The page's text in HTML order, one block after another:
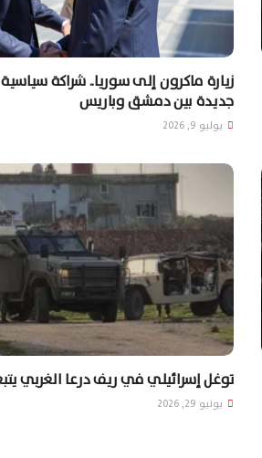
زيارة ماكرون إلى سوريا.. شراكة
جديدة بين دمشق وباريس
يوليو 9, 2026
توغل إسرائيلي في ريف درعا الغربي
يونيو 29, 2026